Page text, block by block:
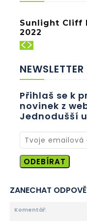
Sunlight Cliff
2022
NEWSLETTER
Přihlaš se k
novinek z
Jednodušší
ODEBÍRAT
ZANECHAT